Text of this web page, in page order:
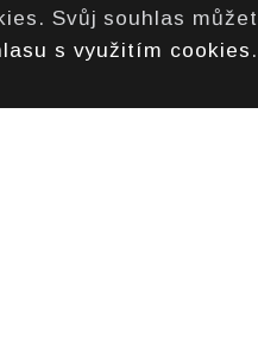
Svůj souhlas
s využitím cookies .